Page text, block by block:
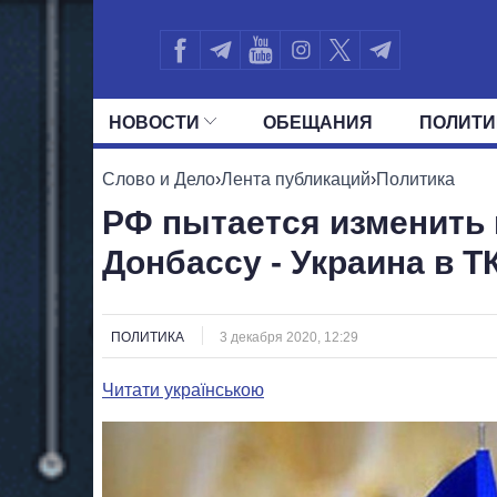
НОВОСТИ ОБЕЩАНИЯ
ВСЕ ПОЛИТИКИ ПРЕЗИДЕНТ И
Слово и Дело›Лента публикаций›Политика
РФ пытается изменить
Донбассу - Украина в
ПОЛИТИКА 3 декабря 2020, 12:29
Читати українською